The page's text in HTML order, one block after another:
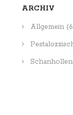
ARCHIV
Allgemein